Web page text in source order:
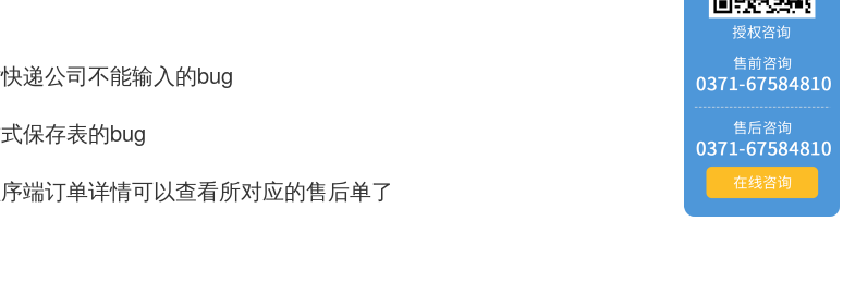
递公司不能输入的bug
保存表的bug
端订单详情可以查看所对应的售后单了